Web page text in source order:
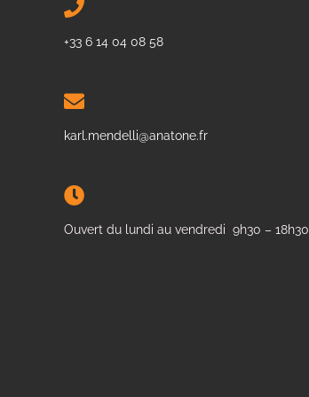
+33 6 14 04 08 58
karl.mendelli@anatone.fr
Ouvert du lundi au vendredi 9h30 – 18h30